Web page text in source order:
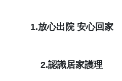
1.放心出院 安心回家
2.認識居家護理